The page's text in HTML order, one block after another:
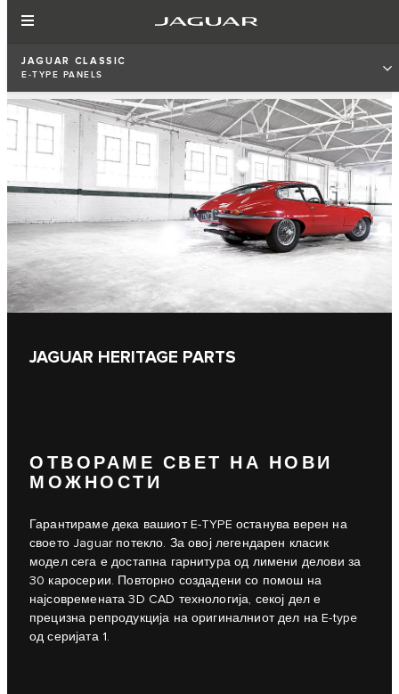
JAGUAR CLASSIC
E‑TYPE PANELS
JAGUAR HERITAGE PARTS
ОТВОРАМЕ СВЕТ НА НОВИ
МОЖНОСТИ
Гарантираме дека вашиот E-TYPE останува верен на
своето Jaguar потекло. За овој легендарен класик
модел сега е достапна гарнитура од лимени делови за
30 каросерии. Повторно создадени со помош на
најсовремената 3D CAD технологија, секој дел е
прецизна репродукција на оригиналниот дел на E-type
од серијата 1.